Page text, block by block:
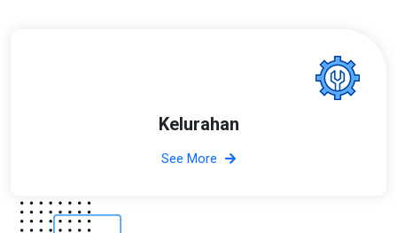
Kelurahan
See More